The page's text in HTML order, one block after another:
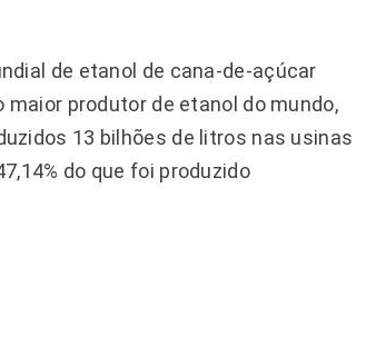
de etanol de cana-de-açúcar
produtor de etanol do mundo,
13 bilhões de litros nas usinas
do que foi produzido